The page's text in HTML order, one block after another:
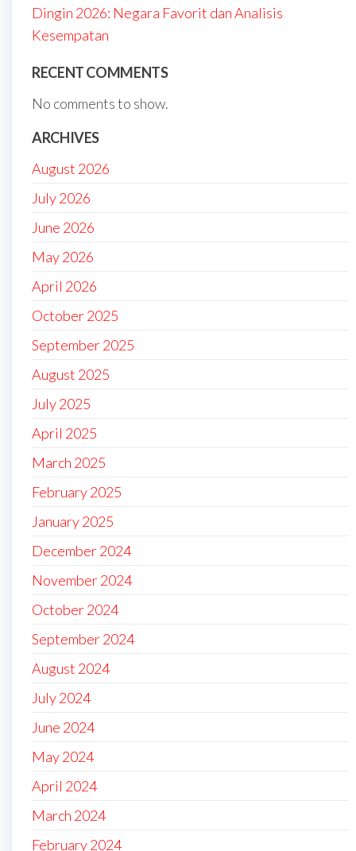
Dingin 2026: Negara Favorit dan Analisis
Kesempatan
RECENT COMMENTS
No comments to show.
ARCHIVES
August 2026
July 2026
June 2026
May 2026
April 2026
October 2025
September 2025
August 2025
July 2025
April 2025
March 2025
February 2025
January 2025
December 2024
November 2024
October 2024
September 2024
August 2024
July 2024
June 2024
May 2024
April 2024
March 2024
February 2024